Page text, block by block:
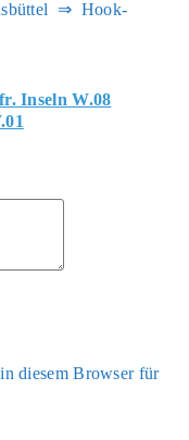
⇒ Hook­
Inseln W.08
diesem Browser für